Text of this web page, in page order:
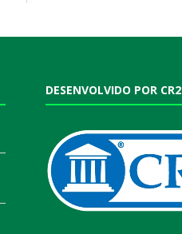
DESENVOLVIDO POR CR2